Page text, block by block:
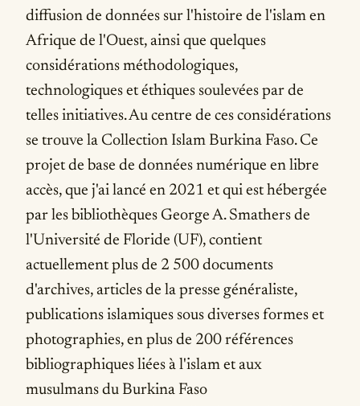
diffusion de données sur l'histoire de l'islam en
Afrique de l'Ouest, ainsi que quelques
considérations méthodologiques,
technologiques et éthiques soulevées par de
telles initiatives. Au centre de ces considérations
se trouve la Collection Islam Burkina Faso. Ce
projet de base de données numérique en libre
accès, que j'ai lancé en 2021 et qui est hébergée
par les bibliothèques George A. Smathers de
l'Université de Floride (UF), contient
actuellement plus de 2 500 documents
d'archives, articles de la presse généraliste,
publications islamiques sous diverses formes et
photographies, en plus de 200 références
bibliographiques liées à l'islam et aux
musulmans du Burkina Faso